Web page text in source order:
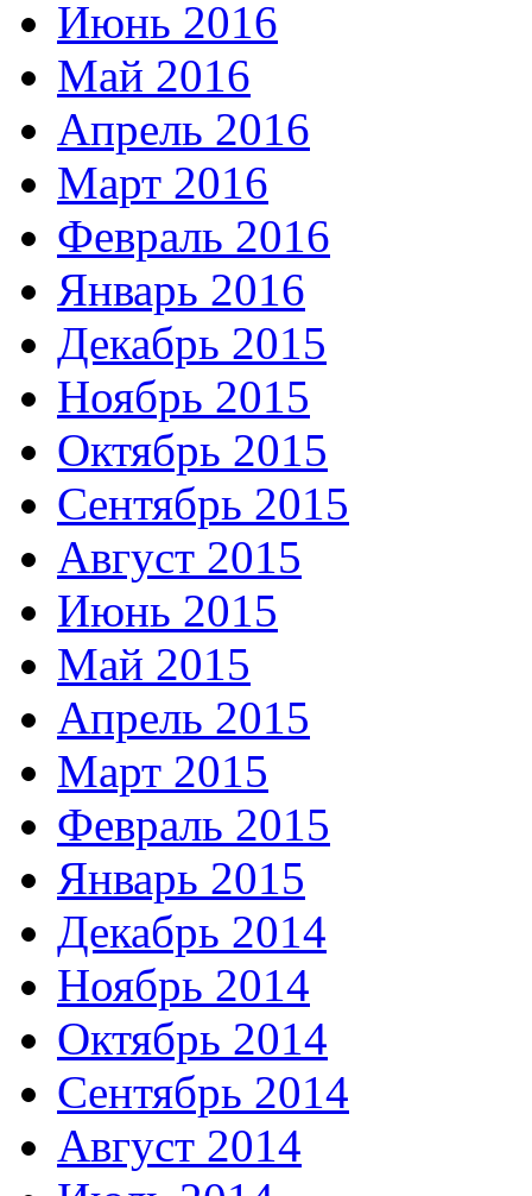
Июнь 2016
Май 2016
Апрель 2016
Март 2016
Февраль 2016
Январь 2016
Декабрь 2015
Ноябрь 2015
Октябрь 2015
Сентябрь 2015
Август 2015
Июнь 2015
Май 2015
Апрель 2015
Март 2015
Февраль 2015
Январь 2015
Декабрь 2014
Ноябрь 2014
Октябрь 2014
Сентябрь 2014
Август 2014